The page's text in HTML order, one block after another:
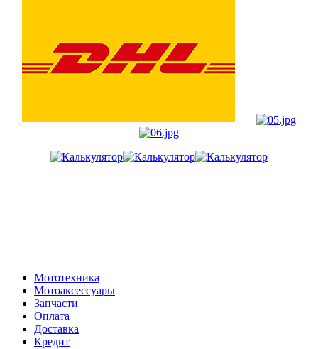
Мототехника
Мотоаксессуары
Запчасти
Оплата
Доставка
Кредит